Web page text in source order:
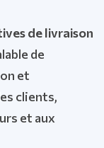
de livraison
de
et
clients,
et aux